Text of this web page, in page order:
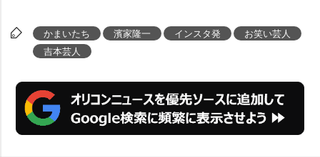
かまいたち 濱家隆一 インスタ発
お笑い芸人
吉本芸人